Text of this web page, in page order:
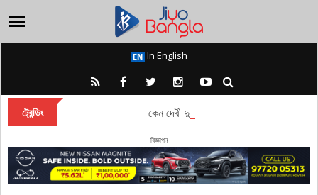
In English
ট্রেন্ডিং কেন দেবী দুর্গা বারাণসীতে চিরকাল অধিষ্ঠান
বিজ্ঞাপন